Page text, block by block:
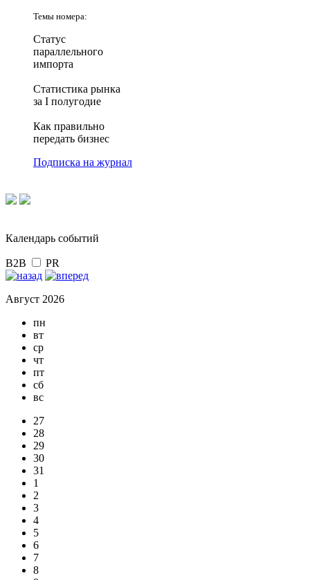
Темы номера:
Статус
параллельного
импорта
Статистика рынка
за I полугодие
Как правильно
передать бизнес
Подписка на журнал
Календарь событий
B2B PR
Август 2026
пн
вт
ср
чт
пт
сб
вс
27
28
29
30
31
1
2
3
4
5
6
7
8